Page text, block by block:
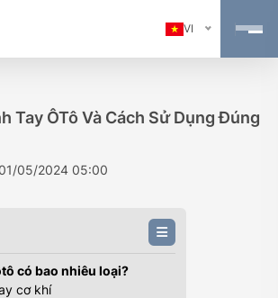
VI
Tay ÔTô Và Cách Sử Dụng Đúng
05/2024 05:00
có bao nhiêu loại?
cơ khí